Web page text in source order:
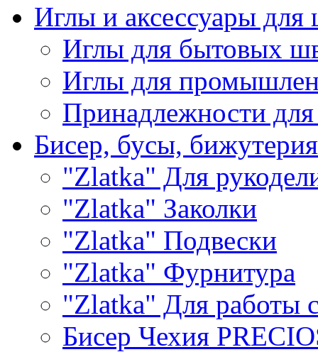
Иглы и аксессуары
Иглы для бытовых
Иглы для
Принадлежности
Бисер, бусы, бижутерия
"Zlatka" Для
"Zlatka" Заколки
"Zlatka" Подвески
"Zlatka" Фурнитура
"Zlatka" Для работы
Бисер Чехия